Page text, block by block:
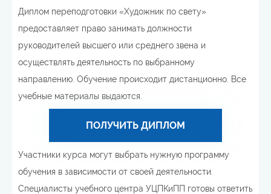
Диплом переподготовки «Художник по свету»
предоставляет право занимать должности
руководителей высшего или среднего звена и
осуществлять деятельность по выбранному
направлению. Обучение происходит дистанционно. Все
учебные материалы выдаются.
ПОЛУЧИТЬ ДИПЛОМ
Участники курса могут выбрать нужную программу
обучения в зависимости от своей деятельности.
Специалисты учебного центра УЦПКиПП готовы ответить